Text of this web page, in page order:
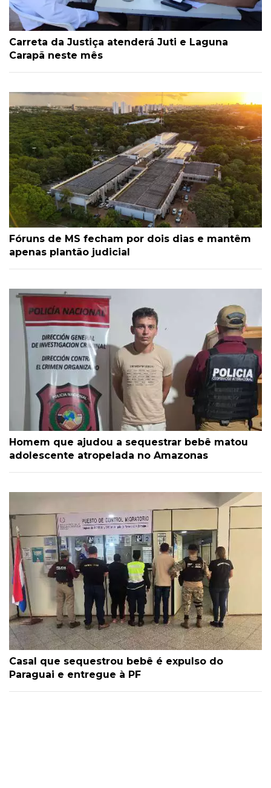
Carreta da Justiça atenderá Juti e Laguna
Carapã neste mês
Fóruns de MS fecham por dois dias e mantêm
apenas plantão judicial
Homem que ajudou a sequestrar bebê matou
adolescente atropelada no Amazonas
Casal que sequestrou bebê é expulso do
Paraguai e entregue à PF